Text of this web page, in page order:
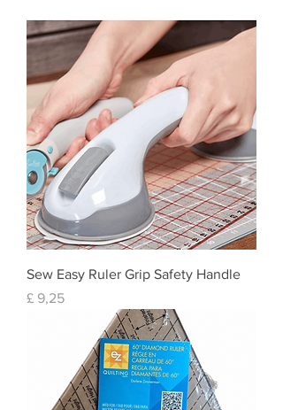
Sew Easy Ruler Grip Safety Handle
Prijs
£ 9,25